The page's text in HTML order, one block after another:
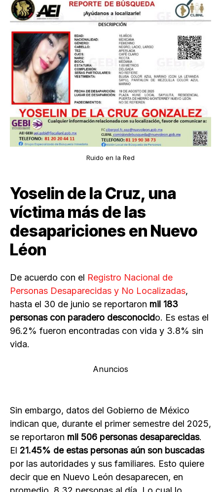
Ruido en la Red
Yoselin de la Cruz, una
víctima más de las
desapariciones en Nuevo
Léon
De acuerdo con el Registro Nacional de
Personas Desaparecidas y No Localizadas,
hasta el 30 de junio se reportaron mil 183
personas con paradero desconocido. Es estas el
96.2% fueron encontradas con vida y 3.8% sin
vida.
Anuncios
Sin embargo, datos del Gobierno de México
indican que, durante el primer semestre del 2025,
se reportaron mil 506 personas desaparecidas.
El 21.45% de estas personas aún son buscadas
por las autoridades y sus familiares. Esto quiere
decir que en Nuevo León desaparecen, en